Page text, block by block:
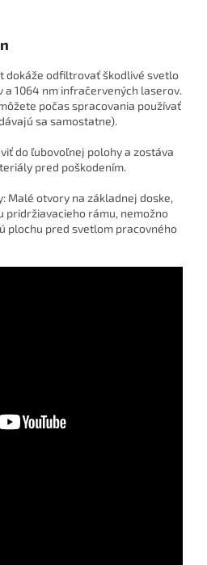
dokáže odfiltrovať škodlivé svetlo
a 1064 nm infračervených laserov.
počas spracovania používať
sa samostatne).
do ľubovoľnej polohy a zostáva
pred poškodením.
Malé otvory na základnej doske,
pridržiavacieho rámu, nemožno
plochu pred svetlom pracovného